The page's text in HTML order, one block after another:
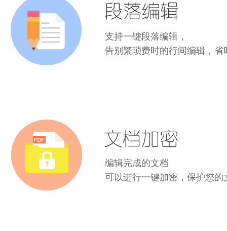
支持一键段落编辑，
告别繁琐费时的行间编辑，省
编辑完成的文档
可以进行一键加密，保护您的